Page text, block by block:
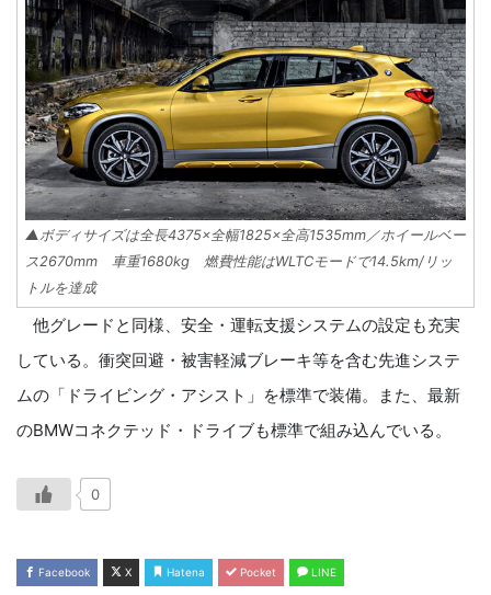
▲ボディサイズは全長4375×全幅1825×全高1535mm／ホイールベー
ス2670mm 車重1680kg 燃費性能はWLTCモードで14.5km/リッ
トルを達成
他グレードと同様、安全・運転支援システムの設定も充実
している。衝突回避・被害軽減ブレーキ等を含む先進システ
ムの「ドライビング・アシスト」を標準で装備。また、最新
のBMWコネクテッド・ドライブも標準で組み込んでいる。
0
Facebook X Hatena Pocket LINE